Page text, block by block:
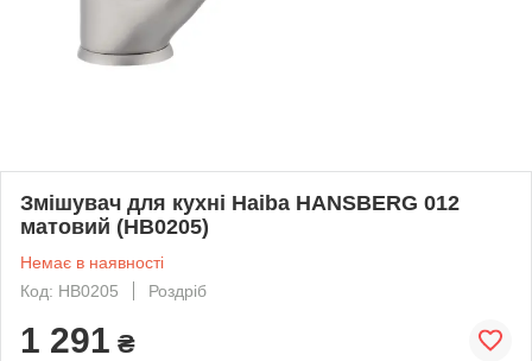
Змішувач для кухні Haiba HANSBERG 012
матовий (HB0205)
Немає в наявності
Код: HB0205
Роздріб
1 291 ₴